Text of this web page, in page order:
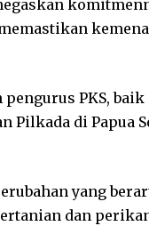
PKS,
di Papua
yang
dan